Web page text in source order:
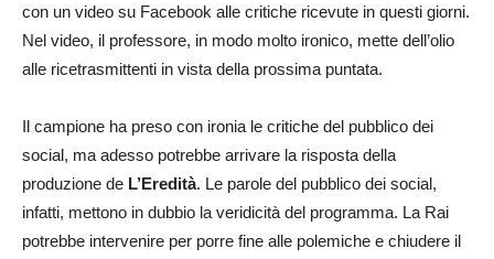
con un video su Facebook alle critiche ricevute in questi giorni.
Nel video, il professore, in modo molto ironico, mette dell’olio
alle ricetrasmittenti in vista della prossima puntata.
Il campione ha preso con ironia le critiche del pubblico dei
social, ma adesso potrebbe arrivare la risposta della
produzione de L’Eredità. Le parole del pubblico dei social,
infatti, mettono in dubbio la veridicità del programma. La Rai
potrebbe intervenire per porre fine alle polemiche e chiudere il